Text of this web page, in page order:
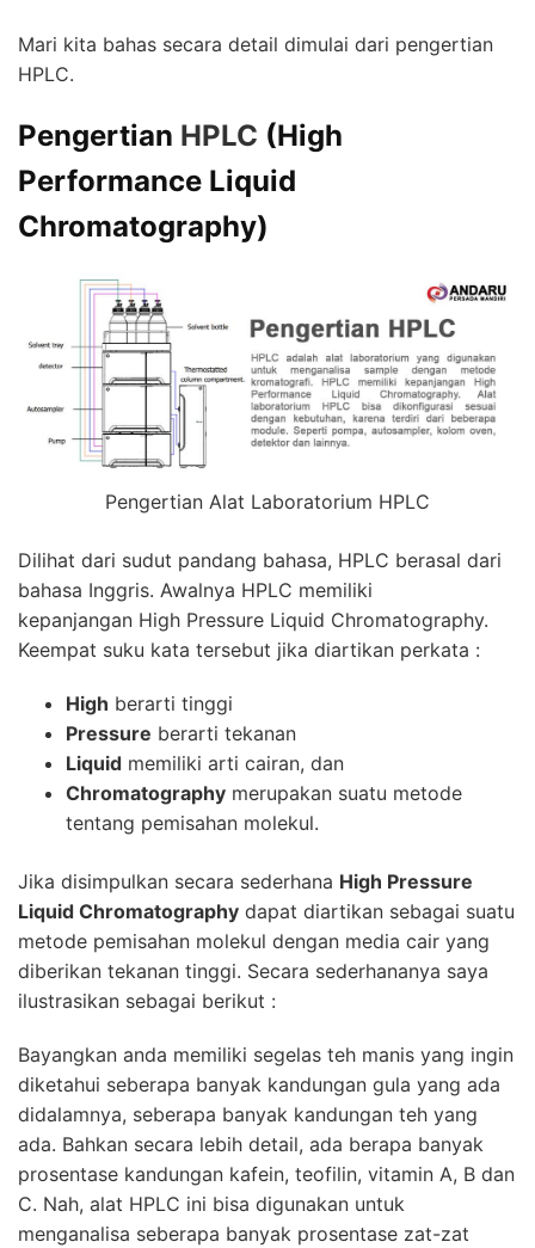
Mari kita bahas secara detail dimulai dari pengertian
HPLC.
Pengertian HPLC (High
Performance Liquid
Chromatography)
Pengertian Alat Laboratorium HPLC
Dilihat dari sudut pandang bahasa, HPLC berasal dari
bahasa Inggris. Awalnya HPLC memiliki
kepanjangan High Pressure Liquid Chromatography.
Keempat suku kata tersebut jika diartikan perkata :
High berarti tinggi
Pressure berarti tekanan
Liquid memiliki arti cairan, dan
Chromatography merupakan suatu metode
tentang pemisahan molekul.
Jika disimpulkan secara sederhana High Pressure
Liquid Chromatography dapat diartikan sebagai suatu
metode pemisahan molekul dengan media cair yang
diberikan tekanan tinggi. Secara sederhananya saya
ilustrasikan sebagai berikut :
Bayangkan anda memiliki segelas teh manis yang ingin
diketahui seberapa banyak kandungan gula yang ada
didalamnya, seberapa banyak kandungan teh yang
ada. Bahkan secara lebih detail, ada berapa banyak
prosentase kandungan kafein, teofilin, vitamin A, B dan
C. Nah, alat HPLC ini bisa digunakan untuk
menganalisa seberapa banyak prosentase zat-zat